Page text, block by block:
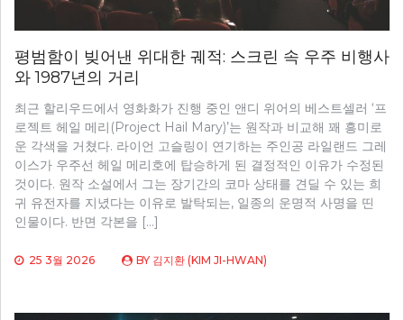
평범함이 빚어낸 위대한 궤적: 스크린 속 우주 비행사
와 1987년의 거리
최근 할리우드에서 영화화가 진행 중인 앤디 위어의 베스트셀러 ‘프
로젝트 헤일 메리(Project Hail Mary)’는 원작과 비교해 꽤 흥미로
운 각색을 거쳤다. 라이언 고슬링이 연기하는 주인공 라일랜드 그레
이스가 우주선 헤일 메리호에 탑승하게 된 결정적인 이유가 수정된
것이다. 원작 소설에서 그는 장기간의 코마 상태를 견딜 수 있는 희
귀 유전자를 지녔다는 이유로 발탁되는, 일종의 운명적 사명을 띤
인물이다. 반면 각본을 […]
25 3월 2026 BY 김지환 (KIM JI-HWAN)